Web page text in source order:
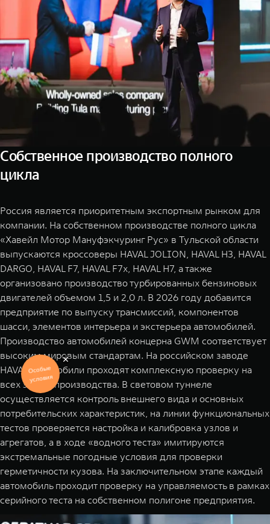
Собственное производство полного
цикла
Россия является приоритетным экспортным рынком для
компании. На собственном производстве полного цикла
«Хавейл Мотор Мануфэкчуринг Рус» в Тульской области
выпускаются кроссоверы HAVAL JOLION, HAVAL H3, HAVAL
DARGO, HAVAL F7, HAVAL F7x, HAVAL H7, а также
организовано производство турбированных бензиновых
двигателей объемом 1,5 и 2,0 л. В 2026 году добавится
предприятие по выпуску трансмиссий, компонентов
шасси, элементов интерьера и экстерьера автомобилей.
Производство автомобилей концерна GWM соответствует
высоким мировым стандартам. На российском заводе
HAVAL автомобили проходят комплексную проверку на
всех этапах производства. В световом туннеле
осуществляется контроль внешнего вида и основных
потребительских характеристик, на линии функциональных
тестов проверяется настройка и калибровка узлов и
агрегатов, а в ходе «водного теста» имитируются
экстремальные погодные условия для проверки
герметичности кузова. На заключительном этапе каждый
автомобиль проходит проверку на управляемость в рамках
серийного теста на собственном полигоне предприятия.
Особые
условия